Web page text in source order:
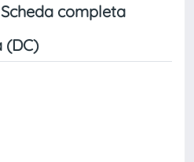
Scheda completa
(DC)